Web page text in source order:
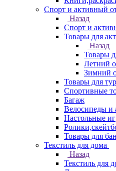
Спорт и активный
Назад
Спорт и
Товары для
Назад
Товары
Летний
Зимний
Товары для
Спортивные
Багаж
Велосипеды и
Настольные
Товары для
Текстиль для дома
Назад
Текстиль для